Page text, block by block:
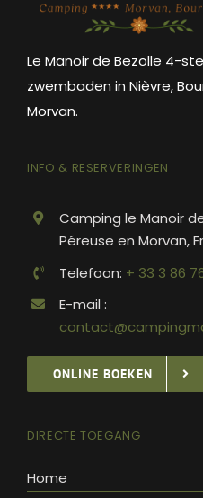
Le Manoir de Bezolle 4-
zwembaden in Nièvre,
Morvan.
INFO & RESERVERINGEN
Camping le Manoir
Péreuse en Morvan,
Telefoon: + 33 3 86
E-mail :
ONLINE BOEKEN
DIRECTE TOEGANG
Home